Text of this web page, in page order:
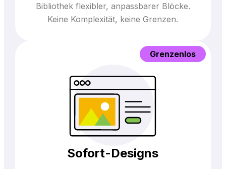
Bibliothek flexibler, anpassbarer Blöcke.
Keine Komplexität, keine Grenzen.
Sofort-Designs
Grenzenlos